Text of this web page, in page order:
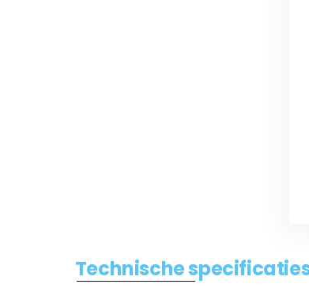
Technische